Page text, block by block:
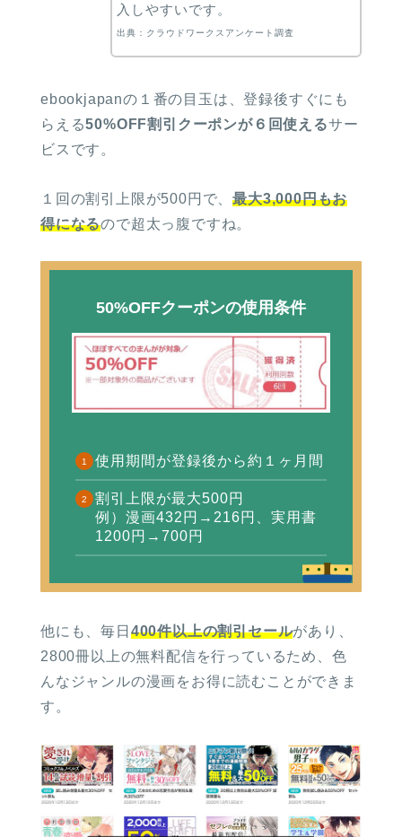
入しやすいです。
出典：クラウドワークスアンケート調査
ebookjapanの１番の目玉は、登録後すぐにも
らえる50%OFF割引クーポンが６回使えるサー
ビスです。
１回の割引上限が500円で、最大3,000円もお
得になるので超太っ腹ですね。
50%OFFクーポンの使用条件
使用期間が登録後から約１ヶ月間
割引上限が最大500円
例）漫画432円→216円、実用書
1200円→700円
他にも、毎日 400件以上の割引セールがあり、
2800冊以上の無料配信を行っているため、色
んなジャンルの漫画をお得に読むことができま
す。